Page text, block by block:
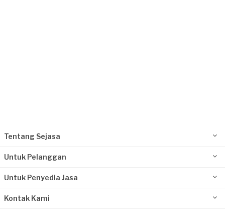
Tentang Sejasa
Untuk Pelanggan
Untuk Penyedia Jasa
Kontak Kami